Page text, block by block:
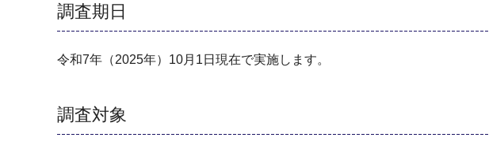
調査期⽇
令和7年（2025年）10月1日現在で実施します。
調査対象